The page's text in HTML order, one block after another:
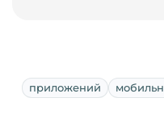
приложений